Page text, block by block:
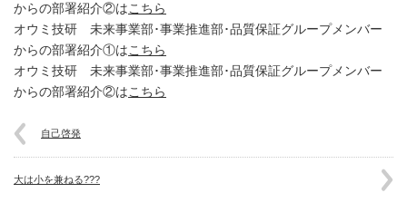
からの部署紹介②はこちら
オウミ技研 未来事業部･事業推進部･品質保証グループメンバー
からの部署紹介①はこちら
オウミ技研 未来事業部･事業推進部･品質保証グループメンバー
からの部署紹介②はこちら
自己啓発
大は小を兼ねる???